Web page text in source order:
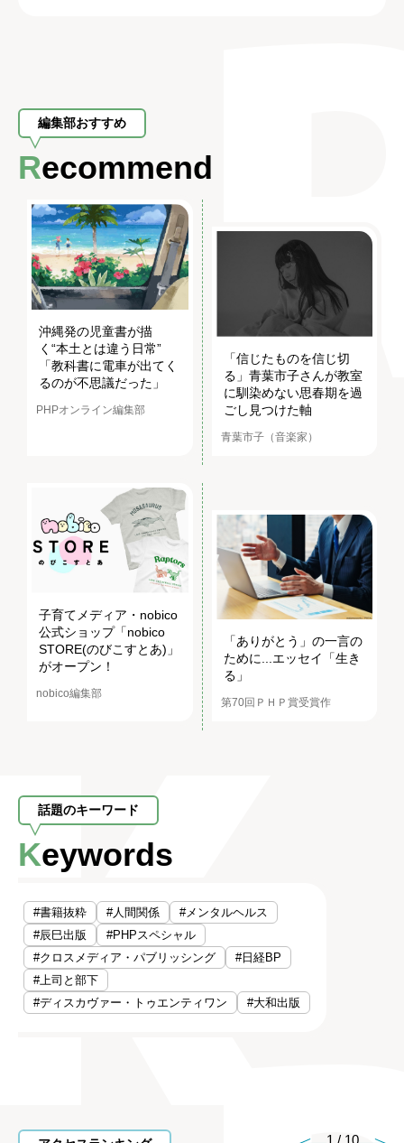
編集部おすすめ
Recommend
沖縄発の児童書が描
く“本土とは違う日常”
「教科書に電車が出てく
るのが不思議だった」
PHPオンライン編集部
「信じたものを信じ切
る」青葉市子さんが教室
に馴染めない思春期を過
ごし見つけた軸
青葉市子（音楽家）
子育てメディア・nobico
公式ショップ「nobico
STORE(のびこすとあ)」
がオープン！
nobico編集部
「ありがとう」の一言の
ために...エッセイ「生き
る」
第70回ＰＨＰ賞受賞作
話題のキーワード
Keywords
#書籍抜粋 #人間関係
#メンタルヘルス
#辰巳出版
#PHPスペシャル
#クロスメディア・パブリッシング
#日経BP
#上司と部下
#ディスカヴァー・トゥエンティワン
#大和出版